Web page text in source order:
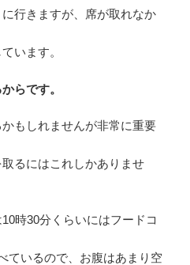
行きますが、席が取れなか
います。
らです。
もしれませんが非常に重要
るにはこれしかありませ
時30分くらいにはフードコ
ているので、お腹はあまり空